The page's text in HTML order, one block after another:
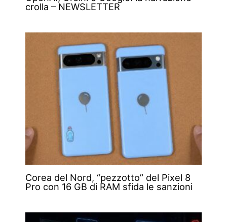
crolla – NEWSLETTER
Corea del Nord, “pezzotto” del Pixel 8
Pro con 16 GB di RAM sfida le sanzioni